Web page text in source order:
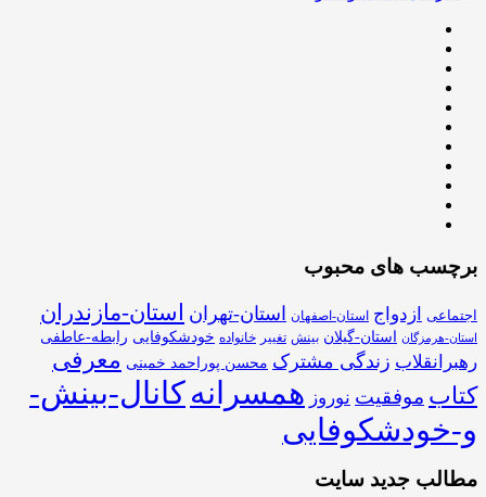
برچسب های محبوب
اجتماعی ازدواج استان-اصفهان استان-تهران استان-مازندران
استان-هرمزگان استان-گیلان بینش تغییر خانواده خودشکوفایی رابطه-عاطفی
رهبرانقلاب زندگی مشترک محسن پوراحمد خمینی معرفی
کتاب موفقیت نوروز همسرانهکانال-بینش-
و-خودشکوفایی
مطالب جدید سایت